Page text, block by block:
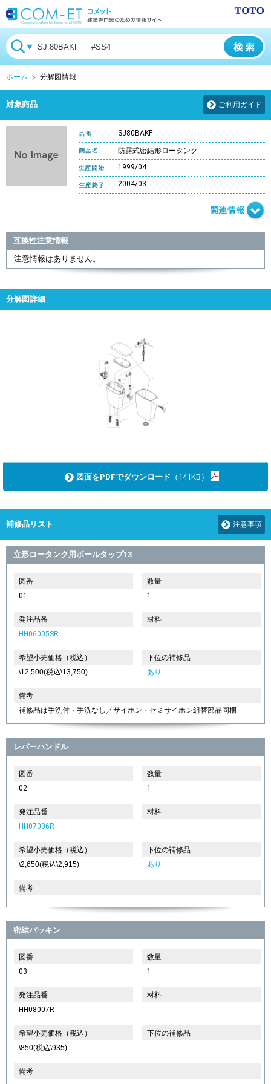
ホーム 分解図情報
対象商品 ご利用ガイド
SJ80BAKF
防露式密結形ロータンク
1999/04
2004/03
互換性注意情報
注意情報はありません。
分解図詳細
図面をPDFでダウンロード （141KB）
補修品リスト 注意事項
立形ロータンク用ボールタップ13
図番
01
数量
1
発注品番
HH06005SR
材料
希望小売価格（税込）
\12,500(税込\13,750)
下位の補修品
あり
備考
補修品は手洗付・手洗なし／サイホン・セミサイホン組替部品同梱
レバーハンドル
図番
02
数量
1
発注品番
HH07006R
材料
希望小売価格（税込）
\2,650(税込\2,915)
下位の補修品
あり
備考
密結パッキン
図番
03
数量
1
発注品番
HH08007R
材料
希望小売価格（税込）
\850(税込\935)
下位の補修品
備考